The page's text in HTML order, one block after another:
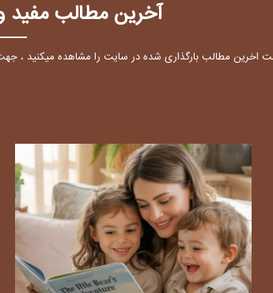
آخرین مطالب مفید
اخرین مطالب بارگذاری شده در سایت را مشاهده میکنید ،